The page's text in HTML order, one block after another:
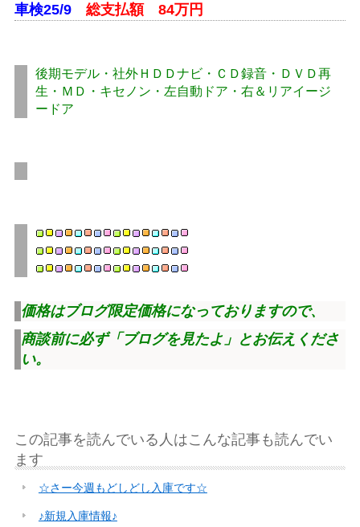
車検25/9 総支払額 84万円
後期モデル・社外ＨＤＤナビ・ＣＤ録音・ＤＶＤ再
生・ＭＤ・キセノン・左自動ドア・右＆リアイージ
ードア
価格はブログ限定価格になっておりますので、
商談前に必ず「ブログを見たよ」とお伝えくださ
い。
この記事を読んでいる人はこんな記事も読んでい
ます
☆さー今週もどしどし入庫です☆
♪新規入庫情報♪